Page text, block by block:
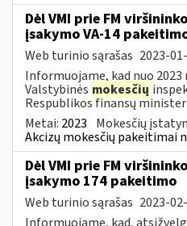
Dėl VMI prie FM
įsakymo VA-14
Web turinio sąrašas 2023-
Informuojame, kad nuo 2023
Valstybinės mokesčių
Respublikos finansų
Metai: 2023 Mokesčių
Akcizų mokesčių pakeitimai
Dėl VMI prie FM
įsakymo 174 pakeitimo
Web turinio sąrašas 2023-
Informuojame, kad,